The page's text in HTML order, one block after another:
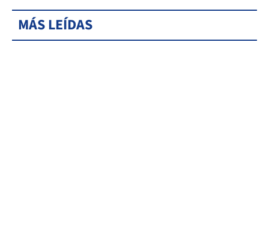
MÁS LEÍDAS